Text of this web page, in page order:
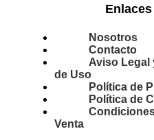
Nosotros
Contacto
Aviso Legal
de Uso
Política de
Política de
Venta